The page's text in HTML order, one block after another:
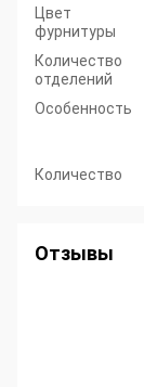
Цвет
фурнитуры
Количество
отделений
Особенность
Количество
Отзывы